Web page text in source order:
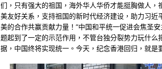
们，只有强大的祖国，海外华人华侨才能挺胸做人
美友好关系，支持祖国的新时代经济建设，助力习
美的合作共赢贡献力量！”中国和平统一促进会焦圣
题起到了一定的示范作用，不管台独分裂势力玩什
据，中国终将实现统一。今天，纪念香港回归，就